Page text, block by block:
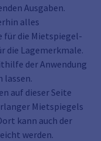
Ausgaben.
alles
für die Mietspiegel-
die Lagemerkmale.
der Anwendung
lassen.
auf dieser Seite
Mietspiegels
kann auch der
werden.